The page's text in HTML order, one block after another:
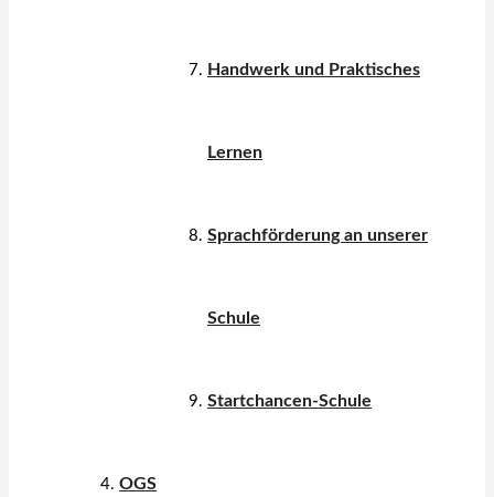
Handwerk und Praktisches
Lernen
Sprachförderung an unserer
Schule
Startchancen-Schule
OGS